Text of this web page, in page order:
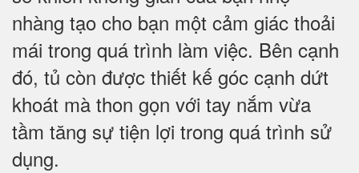
nhàng tạo cho bạn một cảm giác thoải
mái trong quá trình làm việc. Bên cạnh
đó, tủ còn được thiết kế góc cạnh dứt
khoát mà thon gọn với tay nắm vừa
tầm tăng sự tiện lợi trong quá trình sử
dụng.